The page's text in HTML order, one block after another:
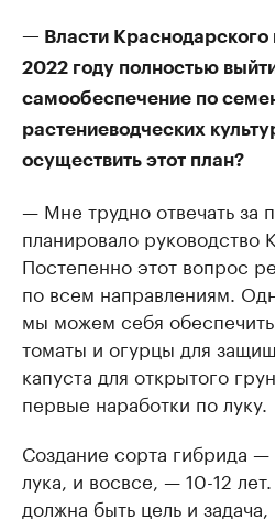
— Власти Краснодарского
2022 году полностью
самообеспечение по
растениеводческих
осуществить этот план?
— Мне трудно отвечать за
планировало руководство
Постепенно этот вопрос
по всем направлениям.
мы можем себя
томаты и огурцы для
капуста для открытого
первые наработки по луку.
Создание сорта гибрида —
лука, и восвсе, — 10-12
должна быть цель и